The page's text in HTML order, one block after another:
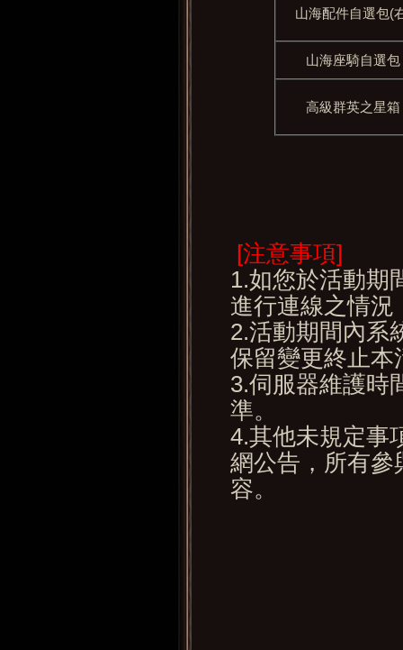
山海配件自選包(
山海座騎自選包
高級群英之星箱
[注意事項]
1.如您於活動期
進行連線之情
2.活動期間內系
保留變更終止本
3.伺服器維護時
準。
4.其他未規定事
網公告，所有參
容。